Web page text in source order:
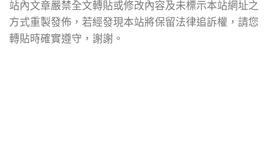
站內文章嚴禁全文轉貼或修改內容及未標示本站網址之
方式重製發佈，若經發現本站將保留法律追訴權，請您
轉貼時確實遵守，謝謝。